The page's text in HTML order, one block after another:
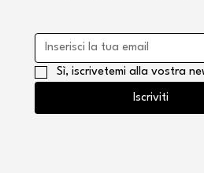
Sì, iscrivetemi alla vostra
Iscriviti